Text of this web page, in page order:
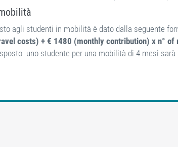
agli studenti in mobilità è dato dalla seguente
costs) + € 1480 (monthly contribution) x n° of
uno studente per una mobilità di 4 mesi sarà